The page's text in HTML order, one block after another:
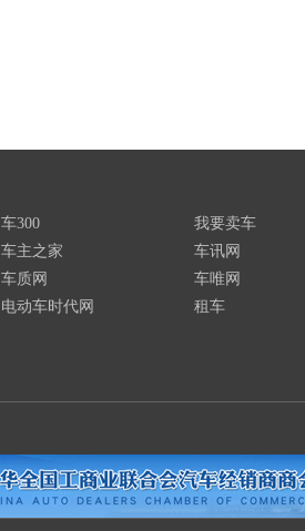
车300
车主之家
车质网
电动车时代网
我要卖车
车讯网
车唯网
租车